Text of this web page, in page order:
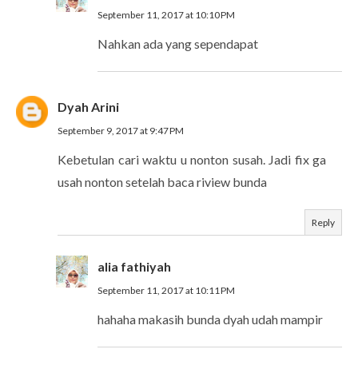
September 11, 2017 at 10:10 PM
Nahkan ada yang sependapat
Dyah Arini
September 9, 2017 at 9:47 PM
Kebetulan cari waktu u nonton susah. Jadi fix ga
usah nonton setelah baca riview bunda
Reply
alia fathiyah
September 11, 2017 at 10:11 PM
hahaha makasih bunda dyah udah mampir